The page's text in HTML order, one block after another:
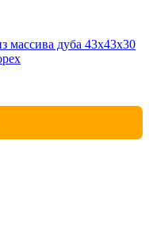
массива дуба 43х43х30